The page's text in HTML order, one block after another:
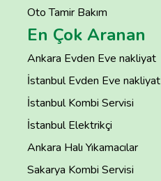
Oto Tamir Bakım
En Çok Aranan
Ankara Evden Eve nakliyat
İstanbul Evden Eve nakliyat
İstanbul Kombi Servisi
İstanbul Elektrikçi
Ankara Halı Yıkamacılar
Sakarya Kombi Servisi